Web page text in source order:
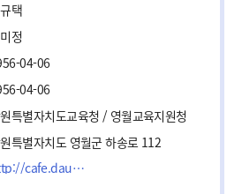
택
정
04-06
04-06
특별자치도교육청 / 영월교육지원청
특별자치도 영월군 하송로 112
http://cafe.daum.net/0333744746